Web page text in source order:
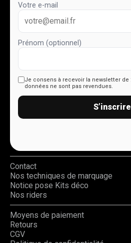
Votre e-mail
Prénom (optionnel)
Je consens à recevoir la newsletter de
données ne sont pas revendues.
S’inscrire
Contact
Nos techniques de marquage
Notice pose Kits déco
Nos riders
Moyens de paiement
Retours
CGV